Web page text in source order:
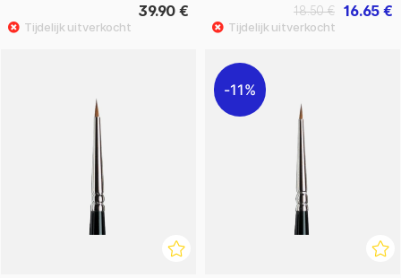
39.90 € 16.65 €
18.50 €
11%